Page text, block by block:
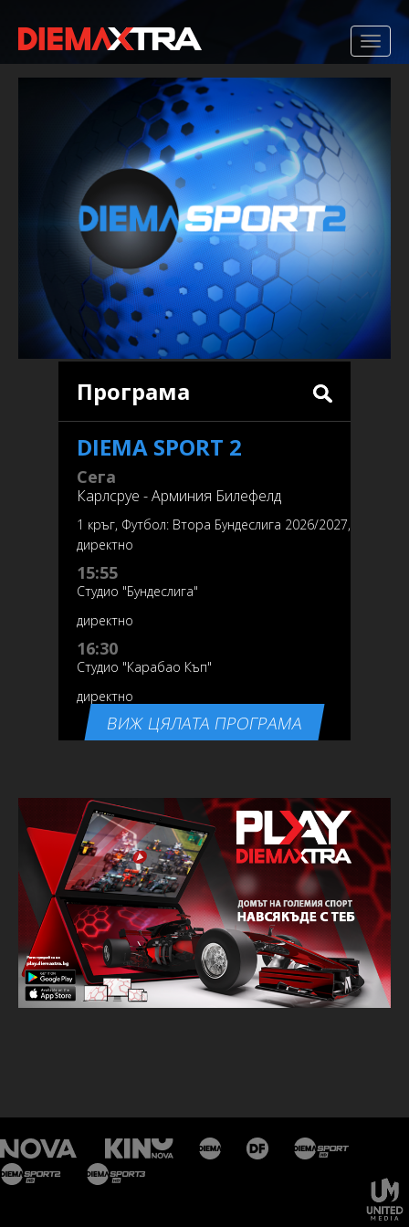
Програма
DIEMA SPORT 2
Сега
Карлсруе - Арминия Билефелд
1 кръг, Футбол: Втора Бундеслига 2026/2027,
директно
15:55
Студио "Бундеслига"
директно
16:30
Студио "Карабао Къп"
директно
ВИЖ ЦЯЛАТА ПРОГРАМА